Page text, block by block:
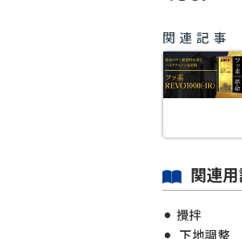
関連記事
関連
攪拌
下地調整